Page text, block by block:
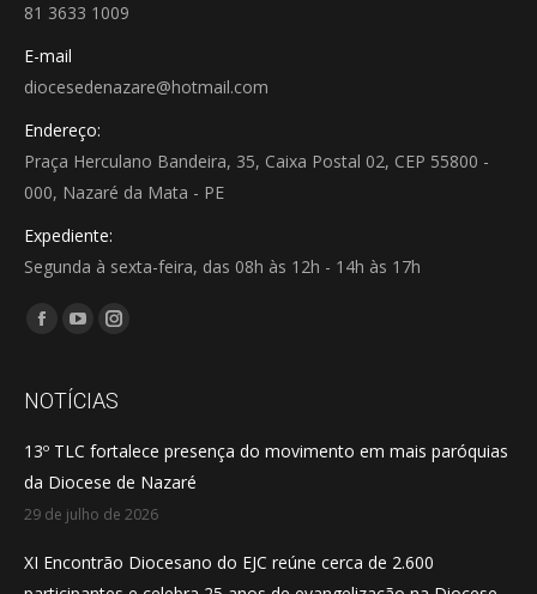
81 3633 1009
E-mail
diocesedenazare@hotmail.com
Endereço:
Praça Herculano Bandeira, 35, Caixa Postal 02, CEP 55800 -
000, Nazaré da Mata - PE
Expediente:
Segunda à sexta-feira, das 08h às 12h - 14h às 17h
Encontre-nos em:
Facebook
opens
new
window
YouTube
opens
new
window
Instagram
opens
new
window
NOTÍCIAS
13º TLC fortalece presença do movimento em mais paróquias
da Diocese de Nazaré
29 de julho de 2026
XI Encontrão Diocesano do EJC reúne cerca de 2.600